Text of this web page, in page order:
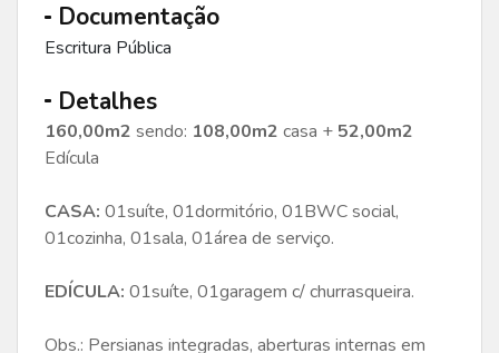
Documentação
Escritura Pública
Detalhes
160,00m2 sendo: 108,00m2 casa + 52,00m2
Edícula
CASA: 01suíte, 01dormitório, 01BWC social,
01cozinha, 01sala, 01área de serviço.
EDÍCULA: 01suíte, 01garagem c/ churrasqueira.
Obs.: Persianas integradas, aberturas internas em